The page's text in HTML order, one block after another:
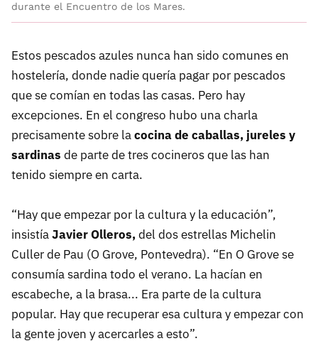
durante el Encuentro de los Mares.
Estos pescados azules nunca han sido comunes en
hostelería, donde nadie quería pagar por pescados
que se comían en todas las casas. Pero hay
excepciones. En el congreso hubo una charla
precisamente sobre lacocina de caballas, jureles y
sardinas de parte de tres cocineros que las han
tenido siempre en carta.
“Hay que empezar por la cultura y la educación”,
insistíaJavier Olleros,del dos estrellas Michelin
Culler de Pau (O Grove, Pontevedra). “En O Grove se
consumía sardina todo el verano. La hacían en
escabeche, a la brasa... Era parte de la cultura
popular. Hay que recuperar esa cultura y empezar con
la gente joven y acercarles a esto”.